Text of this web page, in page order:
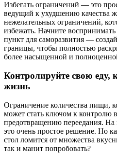
Избегать ограничений — это
ведущий к ухудшению качества
нежелательных ограничений,
избежать. Начните
пункт для саморазвития —
границы, чтобы полностью
более насыщенной и
Контролируйте свою еду,
жизнь
Ограничение количества пищи,
может стать ключом к контролю
предотвращению переедания. На
это очень простое решение. Но
стол ломится от множества
так и манит попробовать?